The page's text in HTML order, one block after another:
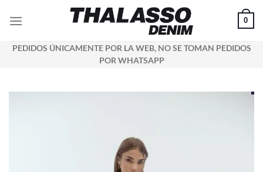
0
PEDIDOS ÚNICAMENTE POR LA WEB, NO SE TOMAN PEDIDOS
POR WHATSAPP